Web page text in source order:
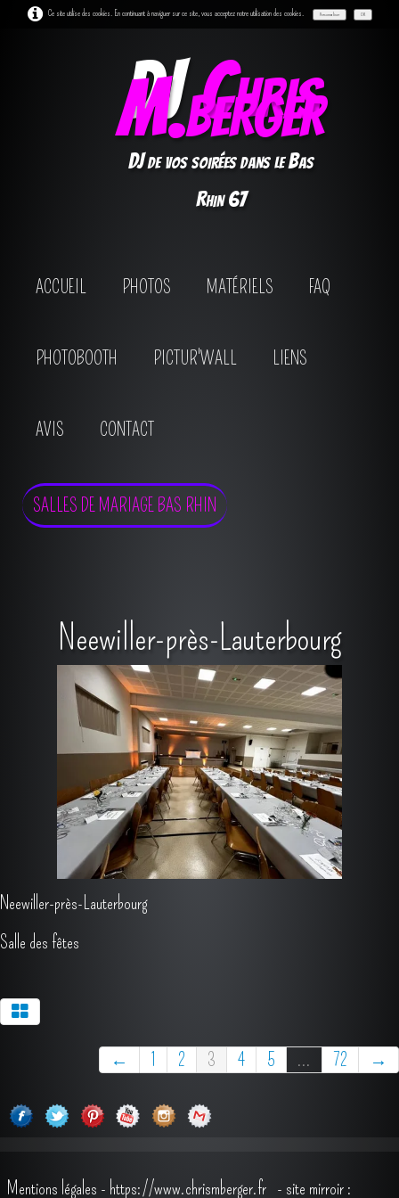
Ce site utilise des cookies. En continuant à naviguer sur ce site, vous acceptez notre utilisation des cookies. Personnaliser OK
DJChris
M.berger
DJ de vos soirées dans le Bas
Rhin 67
ACCUEIL PHOTOS MATÉRIELS FAQ
PHOTOBOOTH PICTUR'WALL LIENS
AVIS CONTACT
SALLES DE MARIAGE BAS RHIN
Neewiller-près-Lauterbourg
Neewiller-près-Lauterbourg
Salle des fêtes
← 1 2 3 4 5 ... 72 →
Mentions légales - https://www.chrismberger.fr - site mirroir :